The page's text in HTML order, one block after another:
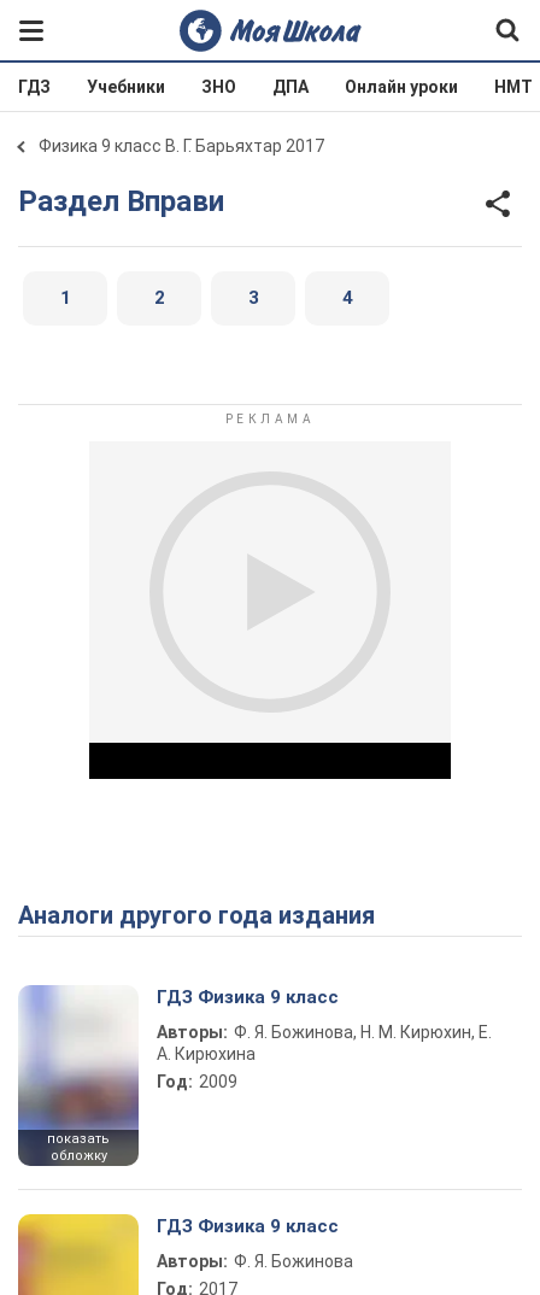
ГДЗ Учебники ЗНО ДПА Онлайн уроки НМТ
Физика 9 класс В. Г. Барьяхтар 2017
Раздел Вправи
1 2 3 4
Play Video
Аналоги другого года издания
показать
обложку
ГДЗ Физика 9 класс
Авторы: Ф. Я. Божинова, Н. М. Кирюхин, Е.
А. Кирюхина
Год: 2009
ГДЗ Физика 9 класс
Авторы: Ф. Я. Божинова
Год: 2017